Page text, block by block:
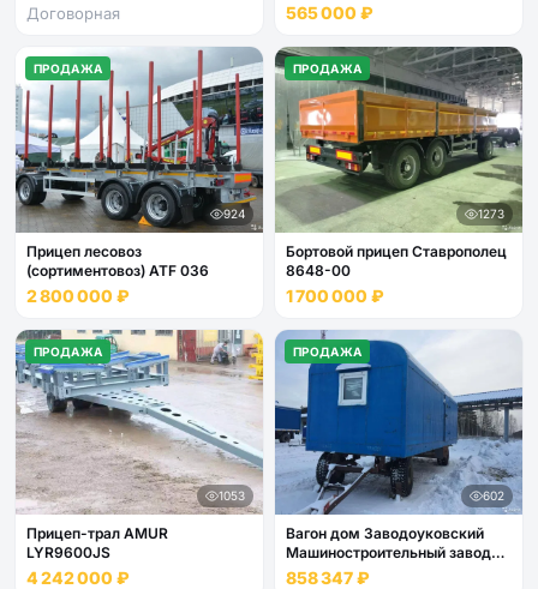
Договорная 565 000 ₽
ПРОДАЖА
924
Прицеп лесовоз
(сортиментовоз) ATF 036
2 800 000 ₽
ПРОДАЖА
1273
Бортовой прицеп Ставрополец
8648-00
1 700 000 ₽
ПРОДАЖА
1053
Прицеп-трал AMUR
LYR9600JS
4 242 000 ₽
ПРОДАЖА
602
Вагон дом Заводоуковский
Машиностроительный завод
Кедр 4 места
858 347 ₽